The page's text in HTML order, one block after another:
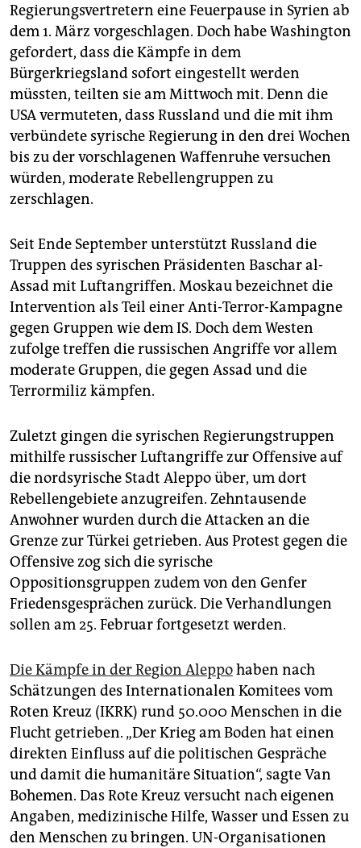
unterstützen
abo
genossenschaft
epaper login
Regierungsvertretern eine Feuerpause in Syrien ab
dem 1. März vorgeschlagen. Doch habe Washington
gefordert, dass die Kämpfe in dem
Bürgerkriegsland sofort eingestellt werden
müssten, teilten sie am Mittwoch mit. Denn die
USA vermuteten, dass Russland und die mit ihm
verbündete syrische Regierung in den drei Wochen
bis zu der vorschlagenen Waffenruhe versuchen
würden, moderate Rebellengruppen zu
zerschlagen.
Seit Ende September unterstützt Russland die
Truppen des syrischen Präsidenten Baschar al-
Assad mit Luftangriffen. Moskau bezeichnet die
Intervention als Teil einer Anti-Terror-Kampagne
gegen Gruppen wie dem IS. Doch dem Westen
zufolge treffen die russischen Angriffe vor allem
moderate Gruppen, die gegen Assad und die
Terrormiliz kämpfen.
Zuletzt gingen die syrischen Regierungstruppen
mithilfe russischer Luftangriffe zur Offensive auf
die nordsyrische Stadt Aleppo über, um dort
Rebellengebiete anzugreifen. Zehntausende
Anwohner wurden durch die Attacken an die
Grenze zur Türkei getrieben. Aus Protest gegen die
Offensive zog sich die syrische
Oppositionsgruppen zudem von den Genfer
Friedensgesprächen zurück. Die Verhandlungen
sollen am 25. Februar fortgesetzt werden.
Die Kämpfe in der Region Aleppohaben nach
Schätzungen des Internationalen Komitees vom
Roten Kreuz (IKRK) rund 50.000 Menschen in die
Flucht getrieben. „Der Krieg am Boden hat einen
direkten Einfluss auf die politischen Gespräche
und damit die humanitäre Situation“, sagte Van
Bohemen. Das Rote Kreuz versucht nach eigenen
Angaben, medizinische Hilfe, Wasser und Essen zu
den Menschen zu bringen. UN-Organisationen